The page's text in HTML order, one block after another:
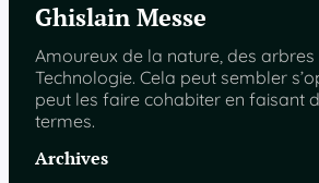
Ghislain Messe
Amoureux de la nature, des arbres
Technologie. Cela peut sembler
peut les faire cohabiter en faisant
termes.
Archives